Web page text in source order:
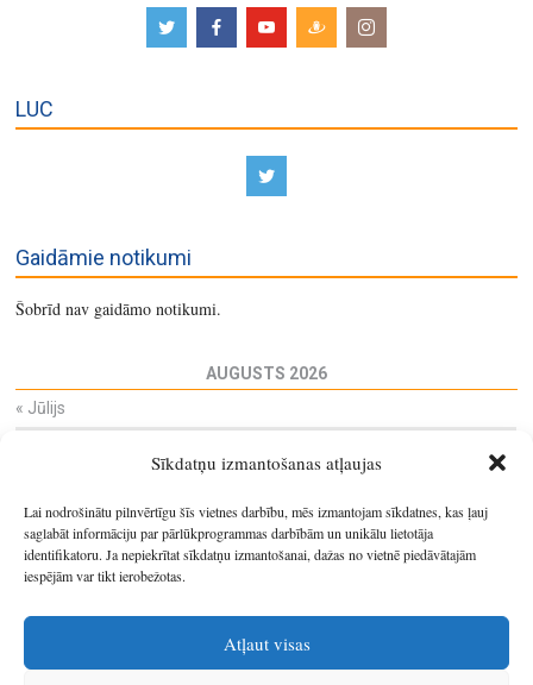
Sīkdatņu izmantošanas atļaujas
Lai nodrošinātu pilnvērtīgu šīs vietnes darbību, mēs izmantojam sīkdatnes, kas ļauj
saglabāt informāciju par pārlūkprogrammas darbībām un unikālu lietotāja
identifikatoru. Ja nepiekrītat sīkdatņu izmantošanai, dažas no vietnē piedāvātajām
iespējām var tikt ierobežotas.
Atļaut visas
LUC
Gaidāmie notikumi
Šobrīd nav gaidāmo notikumi.
AUGUSTS 2026
« Jūlijs
29 30 31 1
10
11 12 13 14 15
17
18 19 20 21 22
23
24
25 26
31
1 2 3 4 5 6